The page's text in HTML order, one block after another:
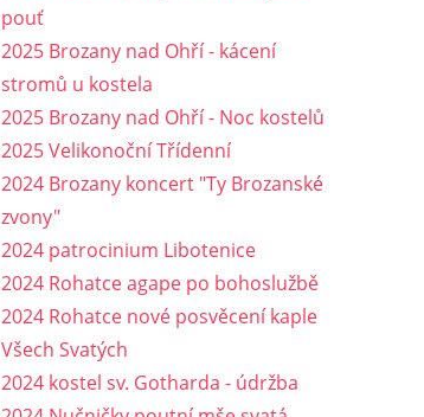
pouť
2025 Brozany nad Ohří - kácení
stromů u kostela
2025 Brozany nad Ohří - Noc kostelů
2025 Velikonoční Třídenní
2024 Brozany koncert "Ty Brozanské
zvony"
2024 patrocinium Libotenice
2024 Rohatce agape po bohoslužbě
2024 Rohatce nové posvěcení kaple
Všech Svatých
2024 kostel sv. Gotharda - údržba